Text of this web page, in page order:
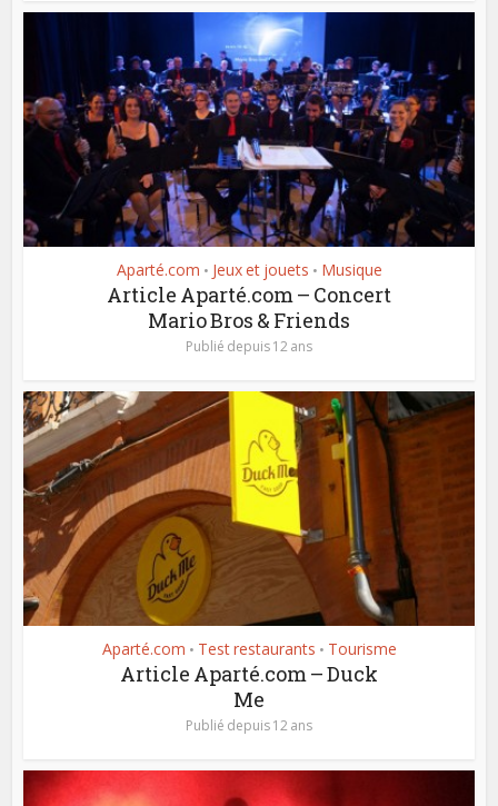
Aparté.com • Jeux et jouets • Musique
Article Aparté.com – Concert
Mario Bros & Friends
Publié depuis 12 ans
Aparté.com • Test restaurants • Tourisme
Article Aparté.com – Duck
Me
Publié depuis 12 ans